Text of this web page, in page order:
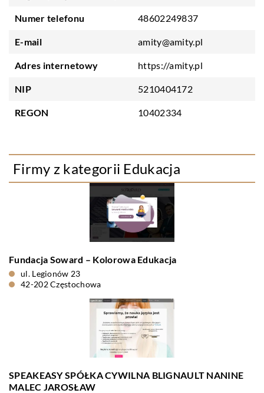
Numer telefonu 48602249837
E-mail amity@amity.pl
Adres internetowy https://amity.pl
NIP 5210404172
REGON 10402334
Firmy z kategorii Edukacja
Fundacja Soward – Kolorowa Edukacja
ul. Legionów 23
42-202 Częstochowa
SPEAKEASY SPÓŁKA CYWILNA BLIGNAULT NANINE
MALEC JAROSŁAW